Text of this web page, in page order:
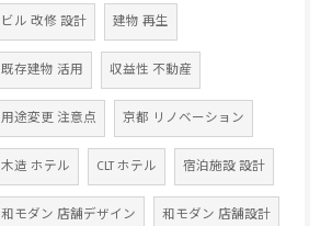
ビル 改修 設計 建物 再生
既存建物 活用 収益性 不動産
用途変更 注意点 京都 リノベーション
木造 ホテル CLT ホテル 宿泊施設 設計
和モダン 店舗デザイン 和モダン 店舗設計